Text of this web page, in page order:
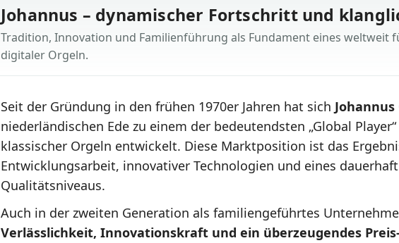
Johannus – dynamischer Fortschritt und
Tradition, Innovation und Familienführung als Fundament eines weltweit
digitaler Orgeln.
Seit der Gründung in den frühen 1970er Jahren hat sich
niederländischen Ede zu einem der bedeutendsten „Global
klassischer Orgeln entwickelt. Diese Marktposition ist das
Entwicklungsarbeit, innovativer Technologien und eines
Qualitätsniveaus.
Auch in der zweiten Generation als familiengeführtes
Verlässlichkeit, Innovationskraft und ein überzeugendes